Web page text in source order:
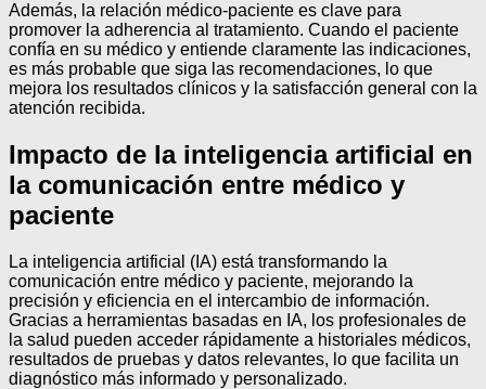
Además, la relación médico-paciente es clave para
promover la adherencia al tratamiento. Cuando el paciente
confía en su médico y entiende claramente las indicaciones,
es más probable que siga las recomendaciones, lo que
mejora los resultados clínicos y la satisfacción general con la
atención recibida.
Impacto de la inteligencia artificial en
la comunicación entre médico y
paciente
La inteligencia artificial (IA) está transformando la
comunicación entre médico y paciente, mejorando la
precisión y eficiencia en el intercambio de información.
Gracias a herramientas basadas en IA, los profesionales de
la salud pueden acceder rápidamente a historiales médicos,
resultados de pruebas y datos relevantes, lo que facilita un
diagnóstico más informado y personalizado.